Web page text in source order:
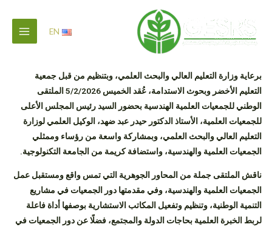
المحتوى
EN
برعاية وزارة التعليم العالي والبحث العلمي، وبتنظيم من قبل جمعية
التعليم الأخضر وبحوث الاستدامة، عُقد الخميس 5/2/2026 الملتقى
الوطني للجمعيات العلمية الهندسية بحضور السيد رئيس المجلس الأعلى
للجمعيات العلمية، الأستاذ الدكتور حيدر عبد ضهد، الوكيل العلمي لوزارة
التعليم العالي والبحث العلمي، وبمشاركة واسعة من رؤساء وممثلي
الجمعيات العلمية والهندسية، واستضافة كريمة من الجامعة التكنولوجية.
ناقش الملتقى جملة من المحاور الجوهرية التي تمس واقع ومستقبل عمل
الجمعيات العلمية والهندسية، وفي مقدمتها دور الجمعيات في مشاريع
التنمية الوطنية، وتنظيم وتفعيل المكاتب الاستشارية بوصفها أداة فاعلة
لربط الخبرة العلمية بحاجات الدولة والمجتمع، فضلًا عن دور الجمعيات في